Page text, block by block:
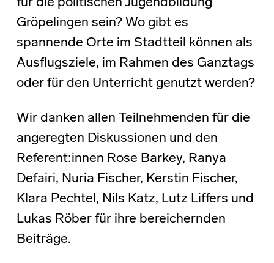
Gröpelingen sein? Wo gibt es
spannende Orte im Stadtteil können als
Ausflugsziele, im Rahmen des Ganztags
oder für den Unterricht genutzt werden?
Wir danken allen Teilnehmenden für die
angeregten Diskussionen und den
Referent:innen Rose Barkey, Ranya
Defairi, Nuria Fischer, Kerstin Fischer,
Klara Pechtel, Nils Katz, Lutz Liffers und
Lukas Röber für ihre bereichernden
Beiträge.